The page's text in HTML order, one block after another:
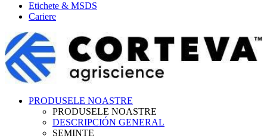
Etichete & MSDS
Cariere
PRODUSELE NOASTRE
PRODUSELE NOASTRE
DESCRIPCIÓN GENERAL
SEMINTE